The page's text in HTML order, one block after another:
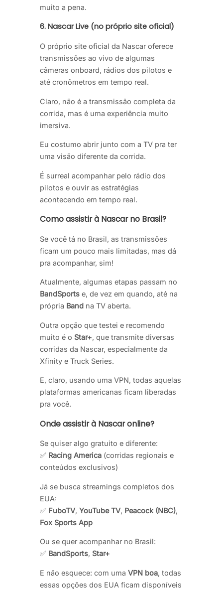
muito a pena.
6. Nascar Live (no próprio site oficial)
O próprio site oficial da Nascar oferece
transmissões ao vivo de algumas
câmeras onboard, rádios dos pilotos e
até cronômetros em tempo real.
Claro, não é a transmissão completa da
corrida, mas é uma experiência muito
imersiva.
Eu costumo abrir junto com a TV pra ter
uma visão diferente da corrida.
É surreal acompanhar pelo rádio dos
pilotos e ouvir as estratégias
acontecendo em tempo real.
Como assistir à Nascar no Brasil?
Se você tá no Brasil, as transmissões
ficam um pouco mais limitadas, mas dá
pra acompanhar, sim!
Atualmente, algumas etapas passam no
BandSports e, de vez em quando, até na
própria Band na TV aberta.
Outra opção que testei e recomendo
muito é o Star+, que transmite diversas
corridas da Nascar, especialmente da
Xfinity e Truck Series.
E, claro, usando uma VPN, todas aquelas
plataformas americanas ficam liberadas
pra você.
Onde assistir à Nascar online?
Se quiser algo gratuito e diferente:
✅ Racing America (corridas regionais e
conteúdos exclusivos)
Já se busca streamings completos dos
EUA:
✅ FuboTV, YouTube TV, Peacock (NBC),
Fox Sports App
Ou se quer acompanhar no Brasil:
✅ BandSports, Star+
E não esquece: com uma VPN boa, todas
essas opções dos EUA ficam disponíveis